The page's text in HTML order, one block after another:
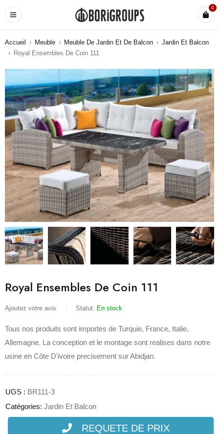
0
Accueil › Meuble › Meuble De Jardin Et De Balcon › Jardin Et Balcon
› Royal Ensembles De Coin 111
Royal Ensembles De Coin 111
Ajoutez votre avis Statut: En stock
Tous nos produits sont importes de Turquie, France, Italie,
Allemagne. La conception et le montage sont realises dans notre
usine en Côte D'ivoire precisement sur Abidjan.
UGS : BR111-3
Catégories: Jardin Et Balcon
REQUETE DE PRIX